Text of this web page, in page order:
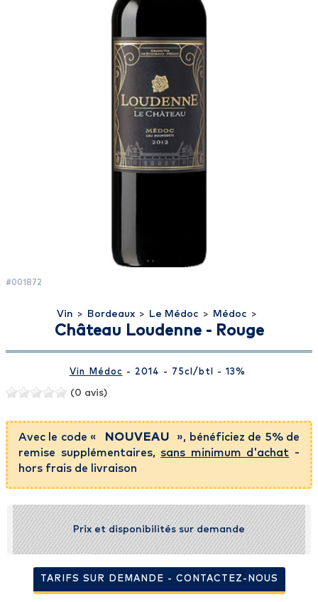
#001872
Vin > Bordeaux > Le Médoc > Médoc >
Château Loudenne - Rouge
Vin Médoc - 2014 - 75cl /btl - 13%
(0 avis)
Avec le code « NOUVEAU
», bénéficiez de 5% de
remise supplémentaires,sans minimum d'achat -
hors frais de livraison
Prix et disponibilités sur demande
TARIFS SUR DEMANDE - CONTACTEZ-NOUS